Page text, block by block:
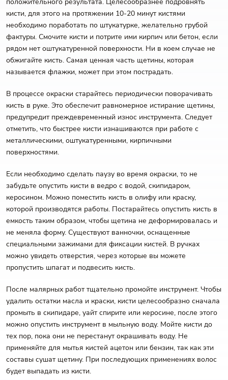
кисти, для этого на протяжении 10-20 минут кистями
необходимо поработать по штукатурке, желательно грубой
фактуры. Смочите кисти и потрите ими кирпич или бетон, если
рядом нет оштукатуренной поверхности. Ни в коем случае не
обжигайте кисть. Самая ценная часть щетины, которая
называется флажки, может при этом пострадать.
В процессе окраски старайтесь периодически поворачивать
кисть в руке. Это обеспечит равномерное истирание щетины,
предупредит преждевременный износ инструмента. Следует
отметить, что быстрее кисти изнашиваются при работе с
металлическими, оштукатуренными, кирпичными
поверхностями.
Если необходимо сделать паузу во время окраски, то не
забудьте опустить кисти в ведро с водой, скипидаром,
керосином. Можно поместить кисть в олифу или краску,
которой производятся работы. Постарайтесь опустить кисть в
емкость таким образом, чтобы щетина не деформировалась и
не меняла форму. Существуют ванночки, оснащенные
специальными зажимами для фиксации кистей. В ручках
можно увидеть отверстия, через которые вы можете
пропустить шпагат и подвесить кисть.
После малярных работ тщательно промойте инструмент. Чтобы
удалить остатки масла и краски, кисти целесообразно сначала
промыть в скипидаре, уайт спирите или керосине, после этого
можно опустить инструмент в мыльную воду. Мойте кисти до
тех пор, пока они не перестанут окрашивать воду. Не
применяйте для мытья кистей ацетон или бензин, так как эти
составы сушат щетину. При последующих применениях волос
будет выпадать из кисти.